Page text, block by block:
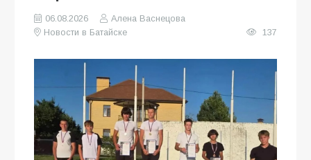
06.08.2026
Алена Васнецова
Новости в Батайске
137